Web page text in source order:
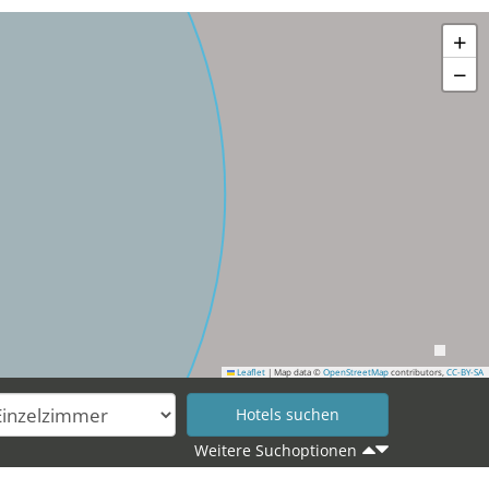
+
−
Leaflet | Map data © OpenStreetMap contributors, CC-BY-SA
Weitere Suchoptionen